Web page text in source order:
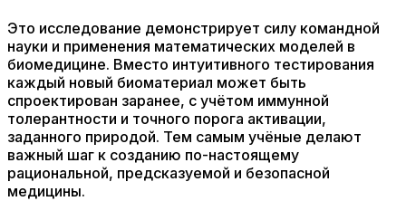
Это исследование демонстрирует силу командной
науки и применения математических моделей в
биомедицине. Вместо интуитивного тестирования
каждый новый биоматериал может быть
спроектирован заранее, с учётом иммунной
толерантности и точного порога активации,
заданного природой. Тем самым учёные делают
важный шаг к созданию по-настоящему
рациональной, предсказуемой и безопасной
медицины.